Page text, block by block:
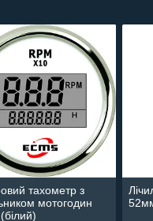
тахометр з
мотогодин